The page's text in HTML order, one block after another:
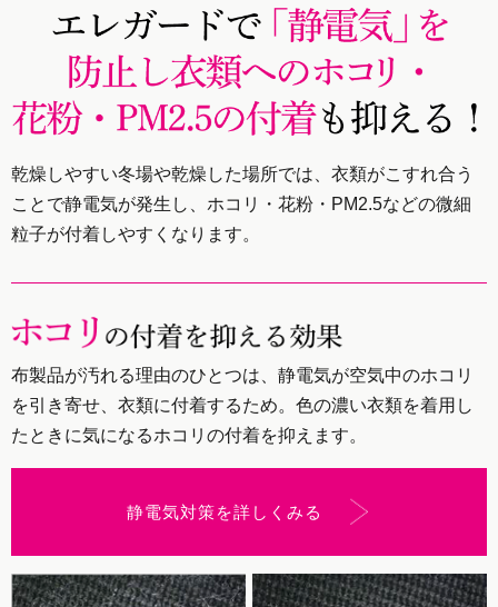
乾燥しやすい冬場や乾燥した場所では、衣類がこすれ合う
ことで静電気が発生し、 ホコリ・花粉・PM2.5などの微細
粒子が付着しやすくなります。
布製品が汚れる理由のひとつは、静電気が空気中のホコリ
を引き寄せ、衣類に付着するため。色の濃い衣類を着用し
たときに気になるホコリの付着を抑えます。
静電気対策を詳しくみる